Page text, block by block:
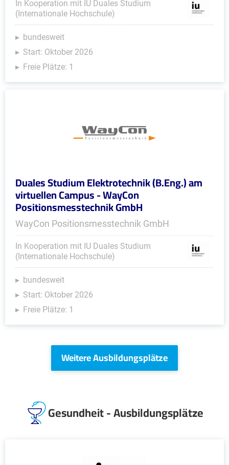
In Kooperation mit IU Duales Studium
(Internationale Hochschule)
bundesweit
Start: Oktober 2026
Freie Plätze: 1
Duales Studium Elektrotechnik (B.Eng.) am
virtuellen Campus - WayCon
Positionsmesstechnik GmbH
WayCon Positionsmesstechnik GmbH
In Kooperation mit IU Duales Studium
(Internationale Hochschule)
bundesweit
Start: Oktober 2026
Freie Plätze: 1
Weitere Ausbildungsplätze
Gesundheit - Ausbildungsplätze